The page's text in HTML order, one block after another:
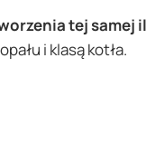
tej samej
i klasą kotła.